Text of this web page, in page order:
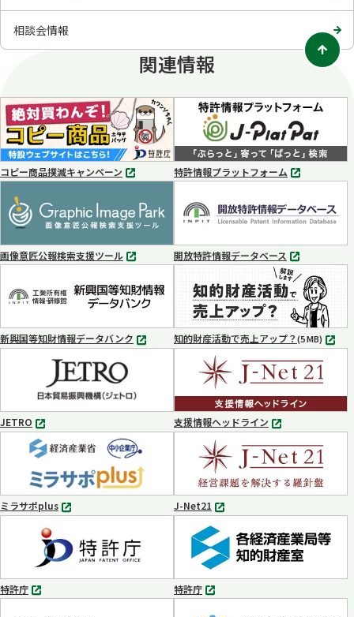
相談会情報
関連情報
コピー商品撲滅キャンペーン
別
で
開
く
特許情報プラットフォーム
別
ブ
で
く
画像意匠公報検索支援ツール
別
ブ
で
く
開放特許情報データベース
別
タ
ブ
で
開
く
新興国等知財情報データバンク
別
開
く
知的財産活動で売上アップ？(5 MB) MP4
JETRO
別
タ
ブ
で
開
く
支援情報ヘッドライン
別
タ
ブ
で
開
く
ミラサポplus
別
ブ
で
開
く
J-Net21
別
タ
ブ
で
開
く
特許庁
別
特許庁
別